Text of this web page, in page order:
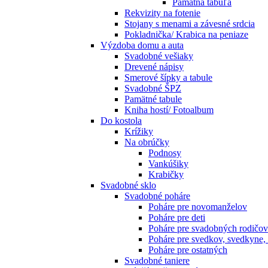
Pamätná tabuľa
Rekvizity na fotenie
Stojany s menami a závesné srdcia
Pokladnička/ Krabica na peniaze
Výzdoba domu a auta
Svadobné vešiaky
Drevené nápisy
Smerové šípky a tabule
Svadobné ŠPZ
Pamätné tabule
Kniha hostí/ Fotoalbum
Do kostola
Krížiky
Na obrúčky
Podnosy
Vankúšiky
Krabičky
Svadobné sklo
Svadobné poháre
Poháre pre novomanželov
Poháre pre deti
Poháre pre svadobných rodičov
Poháre pre svedkov,
Poháre pre ostatných
Svadobné taniere